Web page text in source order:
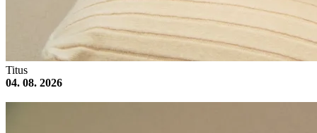
Titus
04. 08. 2026